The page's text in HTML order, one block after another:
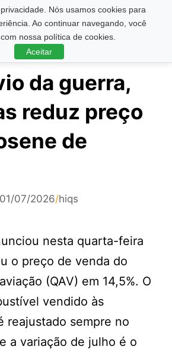
Nós usamos cookies para
Ao continuar navegando, você
nossa política de cookies.
Aceitar
da guerra,
reduz preço
de
01/07/2026/hiqs
nesta quarta-feira
o preço de venda do
(QAV) em 14,5%. O
vendido às
reajustado sempre no
a variação de julho é o